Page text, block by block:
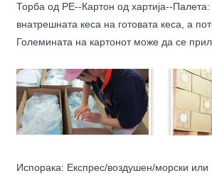
Торба од PE--Картон од хартија--Палета:
внатрешната кеса на готовата кеса, а
Големината на картонот може да се
Испорака: Експрес/воздушен/морски или